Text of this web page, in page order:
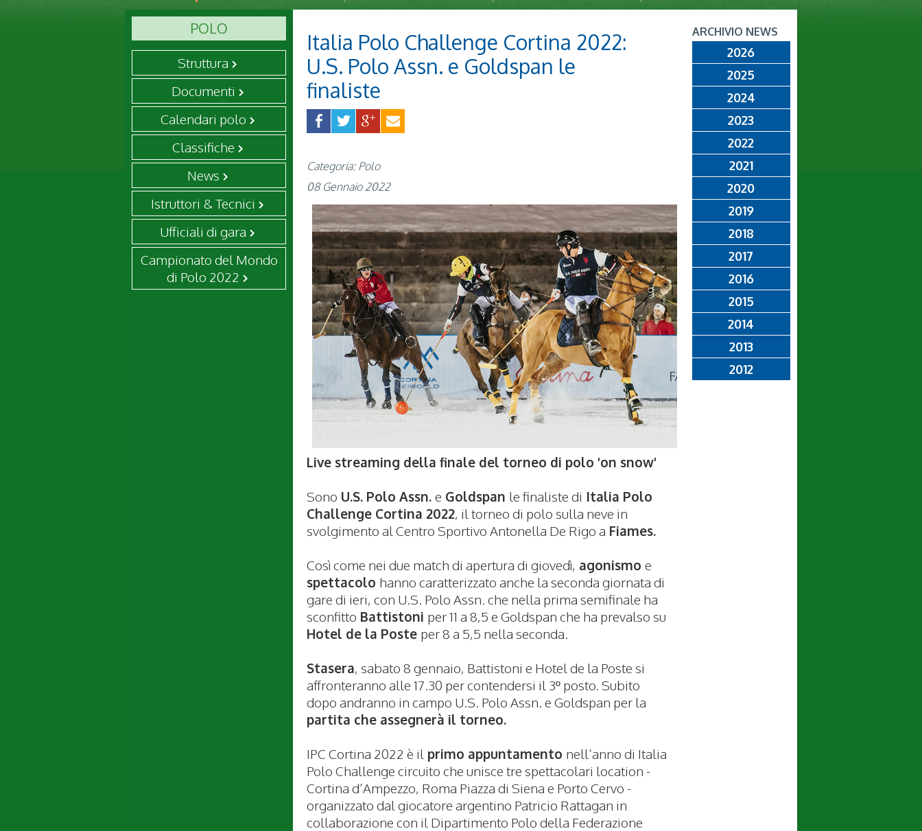
POLO
Struttura
Documenti
Calendari polo
Classifiche
News
Istruttori & Tecnici
Ufficiali di gara
Campionato del Mondo
di Polo 2022
Italia Polo Challenge Cortina 2022:
U.S. Polo Assn. e Goldspan le
finaliste
Categoria: Polo
08 Gennaio 2022
Live streaming della finale del torneo di polo 'on snow'
Sono U.S. Polo Assn. e Goldspan le finaliste di Italia Polo
Challenge Cortina 2022, il torneo di polo sulla neve in
svolgimento al Centro Sportivo Antonella De Rigo a Fiames.
Così come nei due match di apertura di giovedì, agonismo e
spettacolo hanno caratterizzato anche la seconda giornata di
gare di ieri, con U.S. Polo Assn. che nella prima semifinale ha
sconfitto Battistoni per 11 a 8,5 e Goldspan che ha prevalso su
Hotel de la Poste per 8 a 5,5 nella seconda.
Stasera, sabato 8 gennaio, Battistoni e Hotel de la Poste si
affronteranno alle 17.30 per contendersi il 3º posto. Subito
dopo andranno in campo U.S. Polo Assn. e Goldspan per la
partita che assegnerà il torneo.
IPC Cortina 2022 è il primo appuntamento nell’anno di Italia
Polo Challenge circuito che unisce tre spettacolari location -
Cortina d’Ampezzo, Roma Piazza di Siena e Porto Cervo -
organizzato dal giocatore argentino Patricio Rattagan in
collaborazione con il Dipartimento Polo della Federazione
ARCHIVIO NEWS
2026
2025
2024
2023
2022
2021
2020
2019
2018
2017
2016
2015
2014
2013
2012